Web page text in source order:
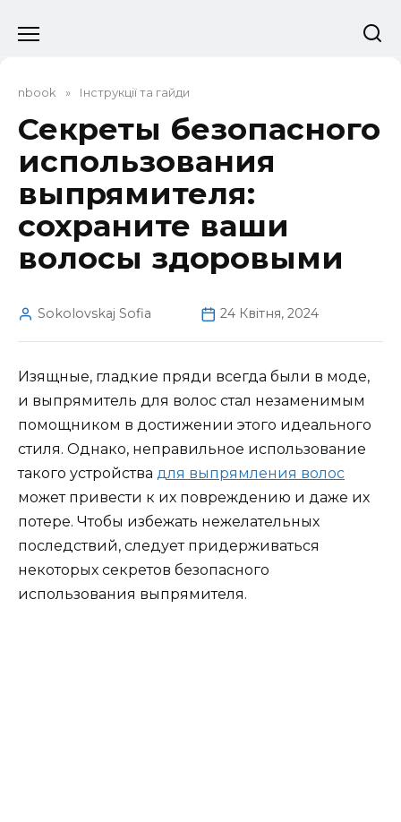
до
nbook » Інструкції та гайди
Секреты безопасного
использования
выпрямителя:
сохраните ваши
волосы здоровыми
Sokolovskaj Sofia 24 Квітня, 2024
Изящные, гладкие пряди всегда были в моде,
и выпрямитель для волос стал незаменимым
помощником в достижении этого идеального
стиля. Однако, неправильное использование
такого устройства для выпрямления волос
может привести к их повреждению и даже их
потере. Чтобы избежать нежелательных
последствий, следует придерживаться
некоторых секретов безопасного
использования выпрямителя.